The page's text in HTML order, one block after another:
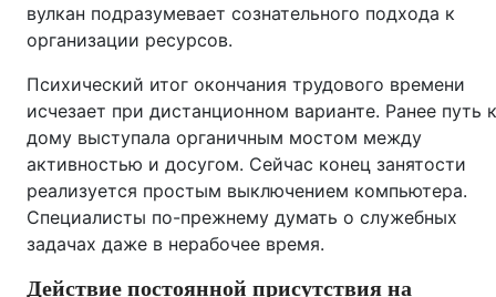
вулкан подразумевает сознательного подхода к
организации ресурсов.
Психический итог окончания трудового времени
исчезает при дистанционном варианте. Ранее путь к
дому выступала органичным мостом между
активностью и досугом. Сейчас конец занятости
реализуется простым выключением компьютера.
Специалисты по-прежнему думать о служебных
задачах даже в нерабочее время.
Действие постоянной присутствия на